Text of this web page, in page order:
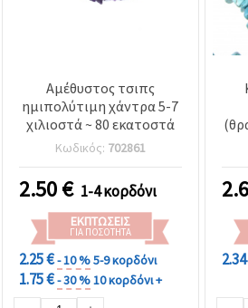
Αμέθυστος τσιπς
ημιπολύτιμη χάντρα 5-7
χιλιοστά ~ 80 εκατοστά
Κωδικός: 702861
2.50€ 1-4 κορδόνι
ΕΚΠΤΏΣΕΙΣ
ΓΙΑ ΠΟΣΌΤΗΤΑ
2.25 €- 10 %5-9 κορδόνι
1.75 €- 30 %10 κορδόνι +